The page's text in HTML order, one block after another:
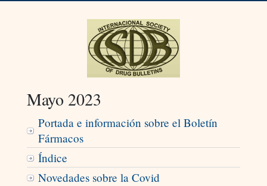
Mayo 2023
Portada e información sobre el Boletín
Fármacos
Índice
Novedades sobre la Covid